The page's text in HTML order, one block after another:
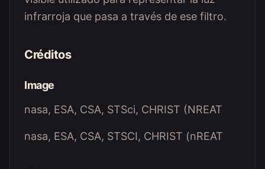
infrarroja que pasa a través de ese filtro.
Créditos
Image
nasa, ESA, CSA, STSci, CHRIST (NREAT
nasa, ESA, CSA, STSCI, CHRIST (nREAT